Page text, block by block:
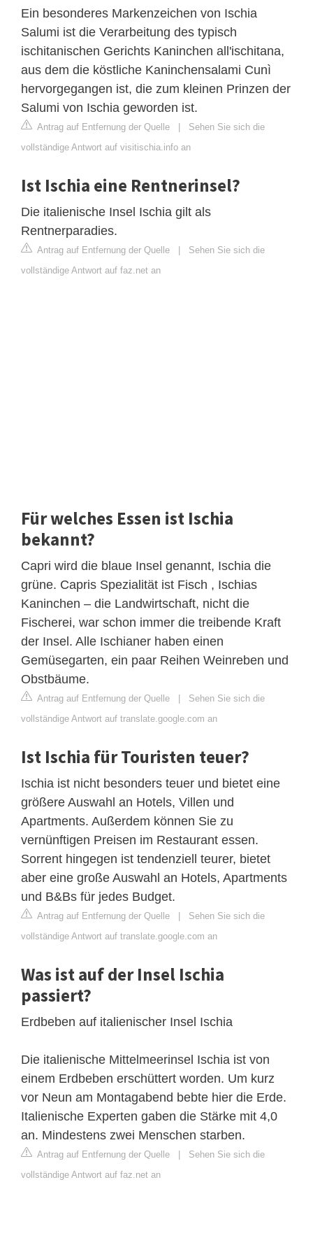
Ein besonderes Markenzeichen von Ischia
Salumi ist die Verarbeitung des typisch
ischitanischen Gerichts Kaninchen all'ischitana,
aus dem die köstliche Kaninchensalami Cunì
hervorgegangen ist, die zum kleinen Prinzen der
Salumi von Ischia geworden ist.
Antrag auf Entfernung der Quelle | Sehen Sie sich die
vollständige Antwort auf visitischia.info an
Ist Ischia eine Rentnerinsel?
Die italienische Insel Ischia gilt als
Rentnerparadies.
Antrag auf Entfernung der Quelle | Sehen Sie sich die
vollständige Antwort auf faz.net an
Für welches Essen ist Ischia
bekannt?
Capri wird die blaue Insel genannt, Ischia die
grüne. Capris Spezialität ist Fisch , Ischias
Kaninchen – die Landwirtschaft, nicht die
Fischerei, war schon immer die treibende Kraft
der Insel. Alle Ischianer haben einen
Gemüsegarten, ein paar Reihen Weinreben und
Obstbäume.
Antrag auf Entfernung der Quelle | Sehen Sie sich die
vollständige Antwort auf translate.google.com an
Ist Ischia für Touristen teuer?
Ischia ist nicht besonders teuer und bietet eine
größere Auswahl an Hotels, Villen und
Apartments. Außerdem können Sie zu
vernünftigen Preisen im Restaurant essen.
Sorrent hingegen ist tendenziell teurer, bietet
aber eine große Auswahl an Hotels, Apartments
und B&Bs für jedes Budget.
Antrag auf Entfernung der Quelle | Sehen Sie sich die
vollständige Antwort auf translate.google.com an
Was ist auf der Insel Ischia
passiert?
Erdbeben auf italienischer Insel Ischia
Die italienische Mittelmeerinsel Ischia ist von
einem Erdbeben erschüttert worden. Um kurz
vor Neun am Montagabend bebte hier die Erde.
Italienische Experten gaben die Stärke mit 4,0
an. Mindestens zwei Menschen starben.
Antrag auf Entfernung der Quelle | Sehen Sie sich die
vollständige Antwort auf faz.net an